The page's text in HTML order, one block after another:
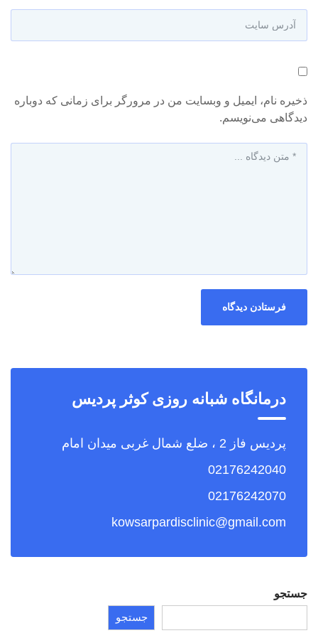
ذخیره نام، ایمیل و وبسایت من در مرورگر برای زمانی که دوباره
دیدگاهی می‌نویسم.
درمانگاه شبانه روزی کوثر پردیس
پردیس فاز 2 ، ضلع شمال غربی میدان امام
02176242040
02176242070
kowsarpardisclinic@gmail.com
جستجو
جستجو